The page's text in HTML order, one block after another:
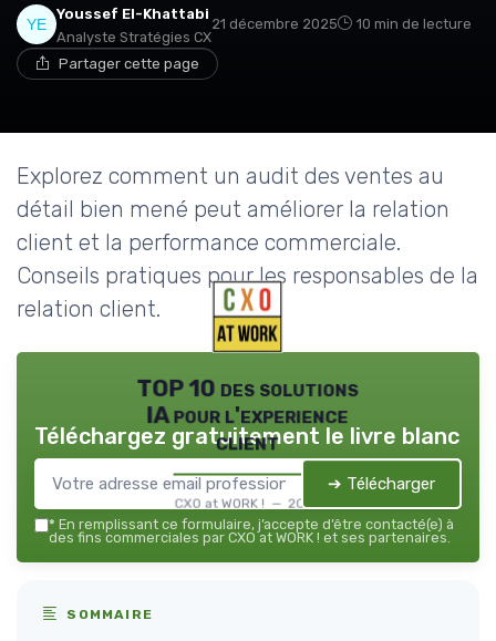
Youssef El-Khattabi
Analyste Stratégies CX
21 décembre 2025 10 min de lecture
Partager cette page
Explorez comment un audit des ventes au
détail bien mené peut améliorer la relation
client et la performance commerciale.
Conseils pratiques pour les responsables de la
relation client.
TOP 10 des solutions
IA pour l'experience
client
CXO at WORK ! — 2026
Téléchargez gratuitement le livre blanc
➔ Télécharger
* En remplissant ce formulaire, j’accepte d’être contacté(e) à
des fins commerciales par CXO at WORK ! et ses partenaires.
SOMMAIRE